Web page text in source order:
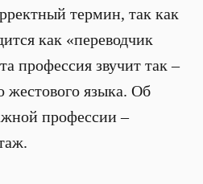
термин, так как
как «переводчик
профессия звучит так –
жестового языка. Об
профессии –